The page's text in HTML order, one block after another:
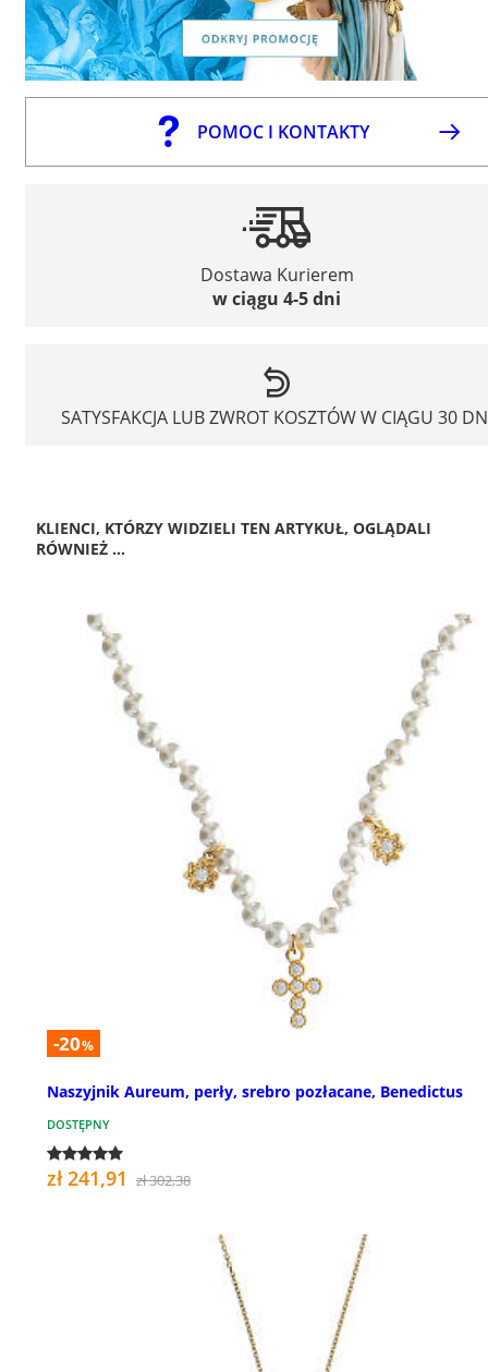
POMOC I KONTAKTY
Dostawa Kurierem
w ciągu 4-5 dni
SATYSFAKCJA LUB ZWROT KOSZTÓW W CIĄGU 30
KLIENCI, KTÓRZY WIDZIELI TEN ARTYKUŁ, OGLĄDALI
RÓWNIEŻ ...
-20%
Naszyjnik Aureum, perły, srebro pozłacane, Benedictus
DOSTĘPNY
zł 241,91 zł 302,38